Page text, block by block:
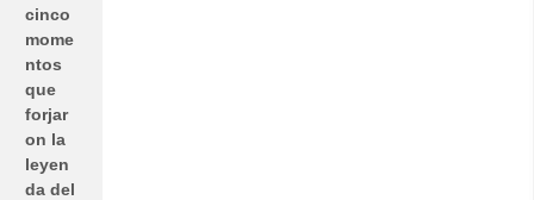
cinco
mome
ntos
que
forjar
on la
leyen
da del